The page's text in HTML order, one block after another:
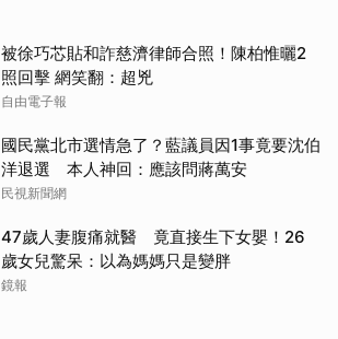
被徐巧芯貼和詐慈濟律師合照！陳柏惟曬2
照回擊 網笑翻：超兇
自由電子報
國民黨北市選情急了？藍議員因1事竟要沈伯
洋退選 本人神回：應該問蔣萬安
民視新聞網
47歲人妻腹痛就醫 竟直接生下女嬰！26
歲女兒驚呆：以為媽媽只是變胖
鏡報